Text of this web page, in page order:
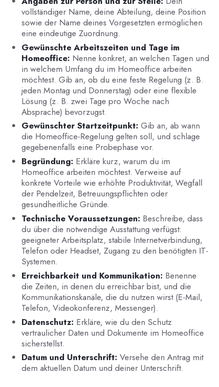
vollständiger Name, deine Abteilung, deine Position
sowie der Name deines Vorgesetzten ermöglichen
eine eindeutige Zuordnung.
Gewünschte Arbeitszeiten und Tage im
Homeoffice: Nenne konkret, an welchen Tagen und
in welchem Umfang du im Homeoffice arbeiten
möchtest. Gib an, ob du eine feste Regelung (z. B.
jeden Montag und Donnerstag) oder eine flexible
Lösung (z. B. zwei Tage pro Woche nach
Absprache) bevorzugst.
Gewünschter Startzeitpunkt: Gib an, ab wann
die Homeoffice-Regelung gelten soll, und schlage
gegebenenfalls eine Probephase vor.
Begründung: Erkläre kurz, warum du im
Homeoffice arbeiten möchtest. Verweise auf
konkrete Vorteile wie erhöhte Produktivität, Wegfall
der Pendelzeit, Betreuungspflichten oder
gesundheitliche Gründe.
Technische Voraussetzungen: Beschreibe, dass
du über die notwendige Ausstattung verfügst:
geeigneter Arbeitsplatz, stabile Internetverbindung,
Telefon oder Headset, Zugang zu den benötigten IT-
Systemen.
Erreichbarkeit und Kommunikation: Benenne
die Zeiten, in denen du erreichbar bist, und die
Kommunikationskanäle, die du nutzen wirst (E-Mail,
Telefon, Videokonferenz, Messenger).
Datenschutz: Erkläre, wie du den Schutz
vertraulicher Daten und Dokumente im Homeoffice
sicherstellst.
Datum und Unterschrift: Versehe den Antrag mit
dem aktuellen Datum und deiner Unterschrift.